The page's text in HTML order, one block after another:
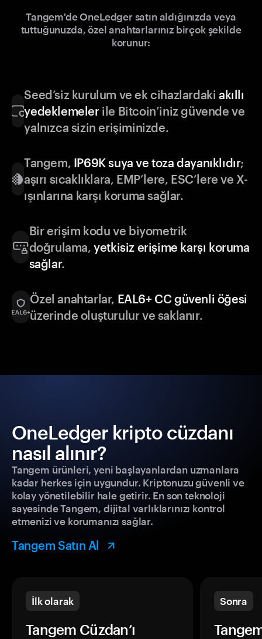
Tangem'de OneLedger satın aldığınızda veya
tuttuğunuzda, özel anahtarlarınız birçok şekilde
korunur:
Seed’siz kurulum ve ek cihazlardakiakıllı
yedeklemelerile Bitcoin’iniz güvende ve
yalnızca sizin erişiminizde.
Tangem, IP69K suya ve toza dayanıklıdır;
aşırı sıcaklıklara, EMP’lere, ESC’lere ve X-
ışınlarına karşı koruma sağlar.
Bir erişim kodu ve biyometrik
doğrulama,yetkisiz erişime karşı koruma
sağlar.
Özel anahtarlar, EAL6+ CC güvenli öğesi
üzerinde oluşturulur ve saklanır.
OneLedger kripto cüzdanı
nasıl alınır?
Tangem ürünleri, yeni başlayanlardan uzmanlara
kadar herkes için uygundur. Kriptonuzu güvenli ve
kolay yönetilebilir hale getirir. En son teknoloji
sayesinde Tangem, dijital varlıklarınızı kontrol
etmenizi ve korumanızı sağlar.
Tangem Satın Al
İlk olarak
Tangem Cüzdan’ı
Sonra